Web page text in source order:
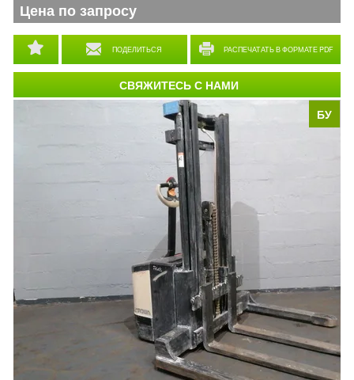
БУ
ПОДЕЛИТЬСЯ РАСПЕЧАТАТЬ В ФОРМАТЕ PDF
Цена по запросу
СВЯЖИТЕСЬ С НАМИ